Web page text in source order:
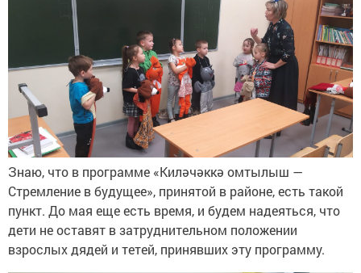
Знаю, что в программе «Киләчәккә омтылыш —
Стремление в будущее», принятой в районе, есть такой
пункт. До мая еще есть время, и будем надеяться, что
дети не оставят в затруднительном положении
взрослых дядей и тетей, принявших эту программу.